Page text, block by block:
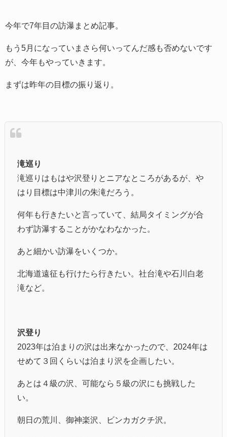
今年で7年目の訪瀑まとめ記事。
もう5月になっていまさら何いってんだ感も否めないです
が、今年もやっていきます。
まずは昨年の目標の振り返り。
滝巡り
滝巡りはもはや沢登りとニアなところがあるが、や
はり目標は中津川の朱滝だろう。
何年も行きたいと言っていて、結局タイミングが合
わず訪瀑することがかなわなかった。
あと細かい訪瀑をいくつか。
北海道遠征も行けたら行きたい。社台滝や石川白老
滝など。
沢登り
2023年は泊まりの沢は出来なかったので、2024年は
せめて３回くらいは泊まり沢を企画したい。
あとは４級の沢、可能なら５級の沢にも挑戦した
い。
朝日の荒川、御神楽沢、ビンカガクチ沢。